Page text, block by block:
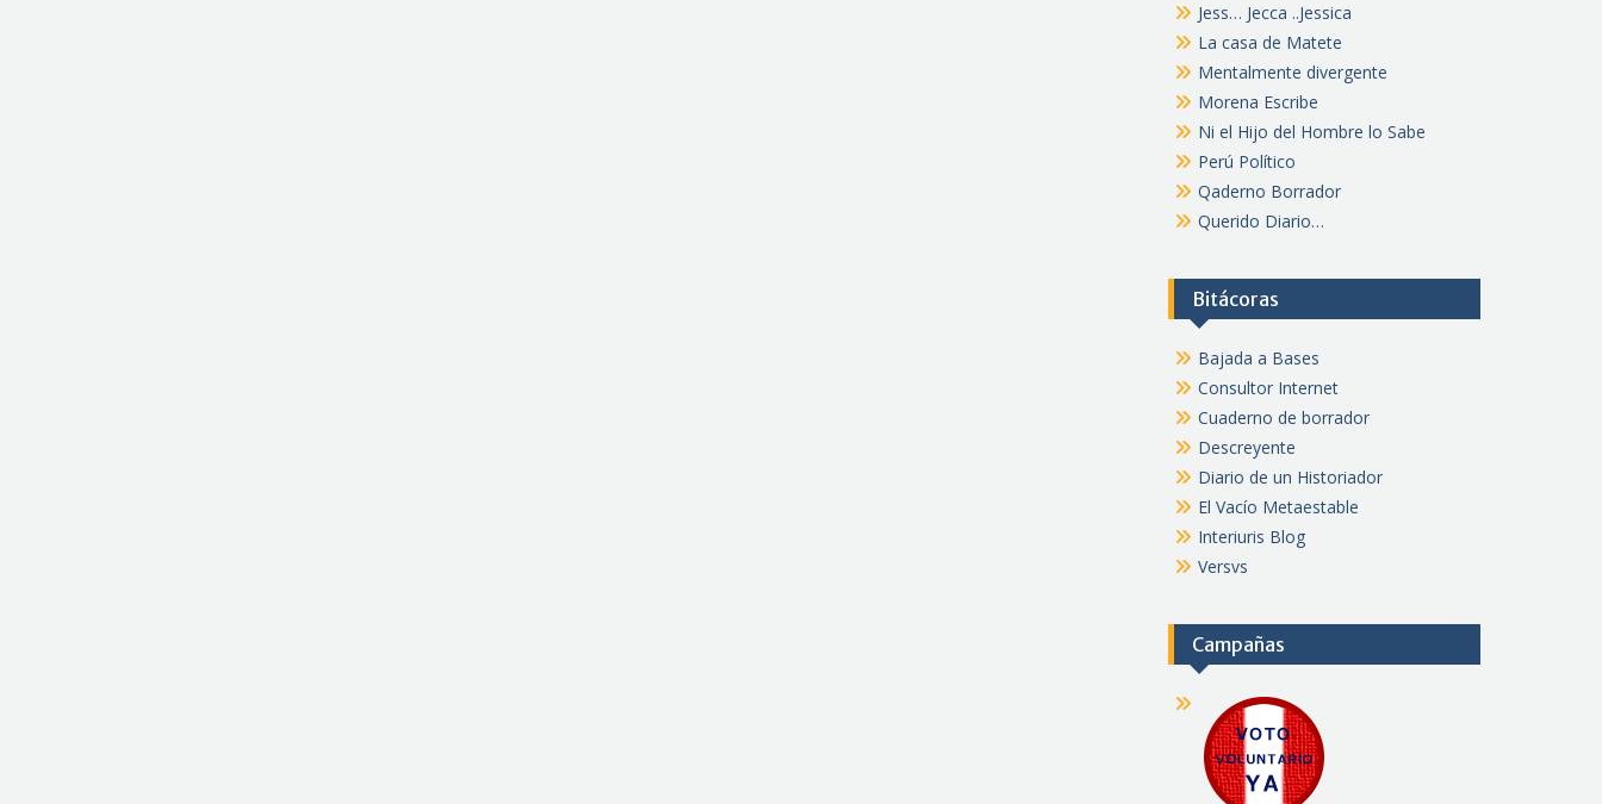
Jess… Jecca ..Jessica
La casa de Matete
Mentalmente divergente
Morena Escribe
Ni el Hijo del Hombre lo Sabe
Perú Político
Qaderno Borrador
Querido Diario…
Bitácoras
Bajada a Bases
Consultor Internet
Cuaderno de borrador
Descreyente
Diario de un Historiador
El Vacío Metaestable
Interiuris Blog
Versvs
Campañas